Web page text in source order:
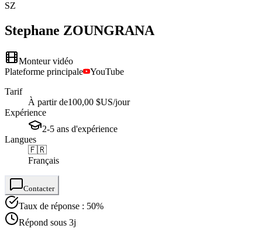
SZ
Stephane ZOUNGRANA
Monteur vidéo
Plateforme principale
YouTube
Tarif
À partir de100,00 $US/jour
Expérience
2-5 ans d'expérience
Langues
🇫🇷
Français
Contacter
Taux de réponse : 50%
Répond sous 3j